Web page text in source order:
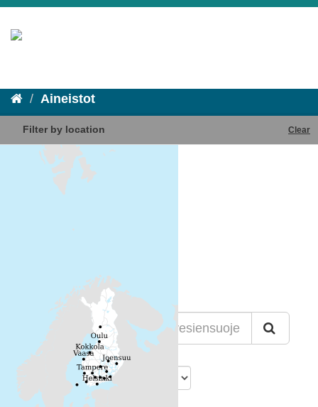
Aineistot
Filter by location Clear
Lajittelu